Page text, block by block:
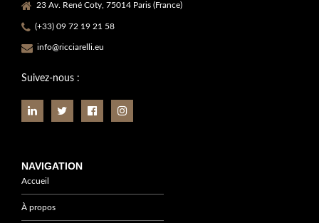
23 Av. René Coty, 75014 Paris (France)
(+33) 09 72 19 21 58
info@ricciarelli.eu
Suivez-nous :
NAVIGATION
Accueil
À propos